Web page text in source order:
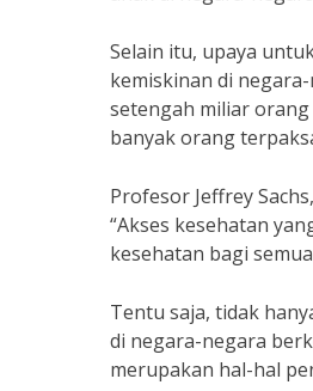
Selain itu, upaya
kemiskinan di
setengah miliar orang
banyak orang
Profesor Jeffrey
“Akses kesehatan
kesehatan bagi
Tentu saja, tidak
di negara-negara
merupakan hal-hal